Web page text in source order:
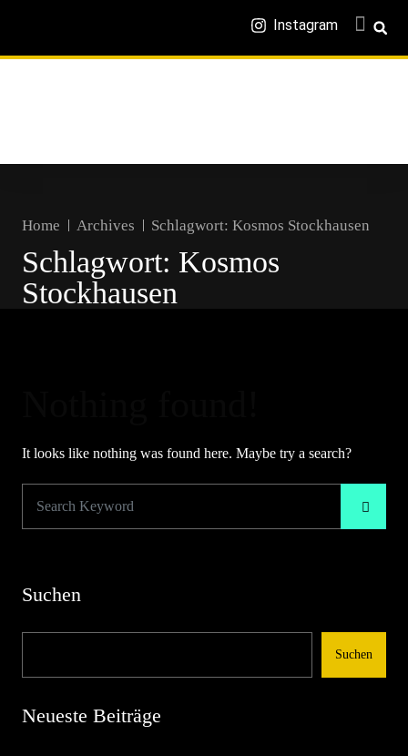
Instagram
Home Archives Schlagwort: Kosmos Stockhausen
Schlagwort: Kosmos
Stockhausen
It looks like nothing was found here. Maybe try a search?
Suchen
Suchen
Neueste Beiträge